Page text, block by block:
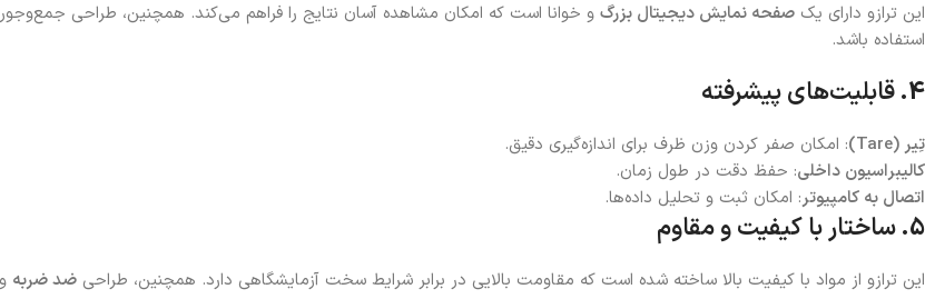
این ترازو دارای یک صفحه‌ نمایش دیجیتال بزرگ و خوانا است که امکان مشاهده آسان نتایج را فراهم می‌کند. همچنین، طراحی
استفاده باشد.
4. قابلیت‌های پیشرفته
تِیر (Tare)
: امکان صفر کردن وزن ظرف برای اندازه‌گیری دقیق.
کالیبراسیون داخلی: حفظ دقت در طول زمان.
اتصال به کامپیوتر: امکان ثبت و تحلیل داده‌ها.
5. ساختار با کیفیت و مقاوم
این ترازو از مواد با کیفیت بالا ساخته شده است که مقاومت بالایی در برابر شرایط سخت آزمایشگاهی دارد. همچنین، طراحی ضد ضربه و